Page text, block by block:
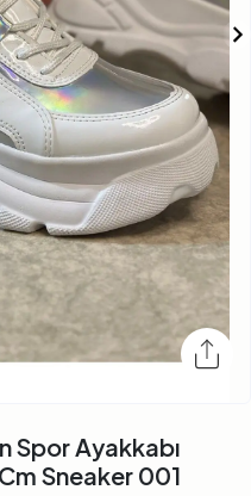
Spor Ayakkabı
Sneaker 001